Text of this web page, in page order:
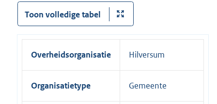
Toon volledige tabel
Overheidsorganisatie Hilversum
Organisatietype Gemeente